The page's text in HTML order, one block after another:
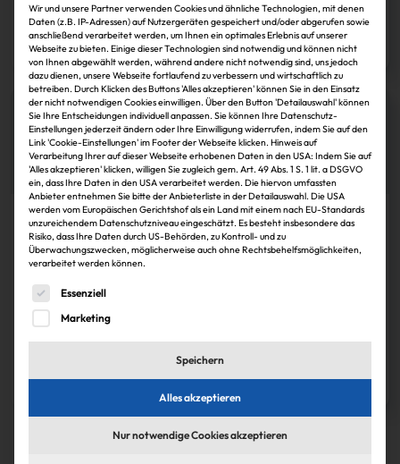
IZ 30.11.2024
Zum Artikel
Köpfe
Claudia Hoyer und Martin Thiel führen TAG als
Co-CEOs
Als Co-CEOs bilden Claudia Hoyer und Martin Thiel nun die
Führungsspitze von TAG Immobilien. Zudem besetzt das Unternehmen den
Aufsichtsrat um.
Zum Artikel
1
Wir und unsere Partner verwenden Cookies und ähnliche Technologien, mit denen
Daten (z.B. IP-Adressen) auf Nutzergeräten gespeichert und/oder abgerufen sowie
anschließend verarbeitet werden, um Ihnen ein optimales Erlebnis auf unserer
Webseite zu bieten. Einige dieser Technologien sind notwendig und können nicht
von Ihnen abgewählt werden, während andere nicht notwendig sind, uns jedoch
dazu dienen, unsere Webseite fortlaufend zu verbessern und wirtschaftlich zu
betreiben. Durch Klicken des Buttons 'Alles akzeptieren' können Sie in den Einsatz
der nicht notwendigen Cookies einwilligen. Über den Button 'Detailauswahl' können
Sie Ihre Entscheidungen individuell anpassen. Sie können Ihre Datenschutz-
Einstellungen jederzeit ändern oder Ihre Einwilligung widerrufen, indem Sie auf den
Link 'Cookie-Einstellungen' im Footer der Webseite klicken. Hinweis auf
Verarbeitung Ihrer auf dieser Webseite erhobenen Daten in den USA: Indem Sie auf
'Alles akzeptieren' klicken, willigen Sie zugleich gem. Art. 49 Abs. 1 S. 1 lit. a DSGVO
ein, dass Ihre Daten in den USA verarbeitet werden. Die hiervon umfassten
Anbieter entnehmen Sie bitte der Anbieterliste in der Detailauswahl. Die USA
werden vom Europäischen Gerichtshof als ein Land mit einem nach EU-Standards
unzureichendem Datenschutzniveau eingeschätzt. Es besteht insbesondere das
Risiko, dass Ihre Daten durch US-Behörden, zu Kontroll- und zu
Überwachungszwecken, möglicherweise auch ohne Rechtsbehelfsmöglichkeiten,
verarbeitet werden können.
Es folgt eine Liste der Service-Gruppen, für die eine
Essenziell
Marketing
Speichern
Alles akzeptieren
Nur notwendige Cookies akzeptieren